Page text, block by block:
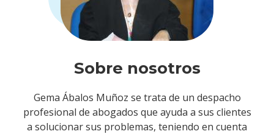
Sobre nosotros
Gema Ábalos Muñoz se trata de un despacho
profesional de abogados que ayuda a sus clientes
a solucionar sus problemas, teniendo en cuenta